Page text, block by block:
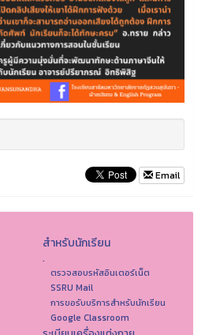
Email
สำหรับนักเรียน
.
ตรวจสอบรหัสอินเตอร์เน็ต
SSRU Mail
การขอรับบริการสำหรับนักเรียน
Google Classroom